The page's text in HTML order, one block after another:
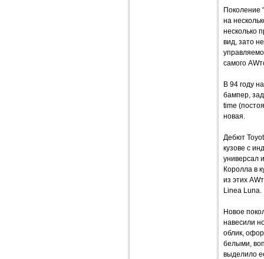
Поколение
на
несколько
вид, зато
самого
В 94 году
бампер,
time
новая.
Дебют
кузове с
универсал
Королла в
из этих
Linea Luna.
Новое
навесили
облик,
белыми,
выделило